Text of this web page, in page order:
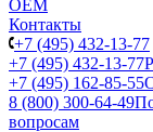
ОЕМ
Контакты
+7 (495) 432-13-77
+7 (495) 432-13-77
+7 (495) 162-85-55
8 (800) 300-64-49
вопросам